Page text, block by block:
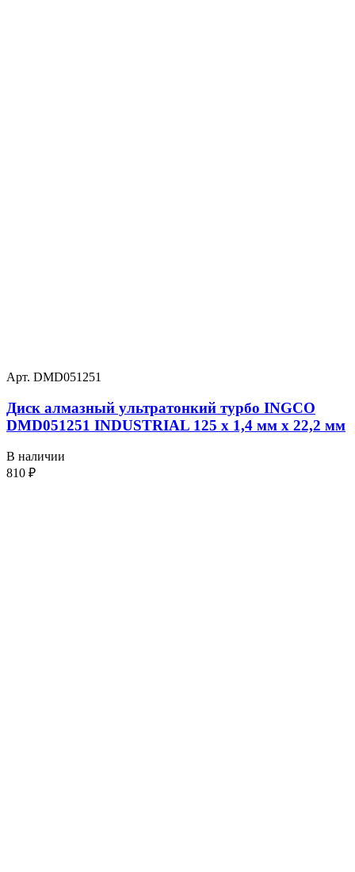
Арт. DMD051251
Диск алмазный ультратонкий турбо INGCO
DMD051251 INDUSTRIAL 125 х 1,4 мм x 22,2 мм
В наличии
810 ₽